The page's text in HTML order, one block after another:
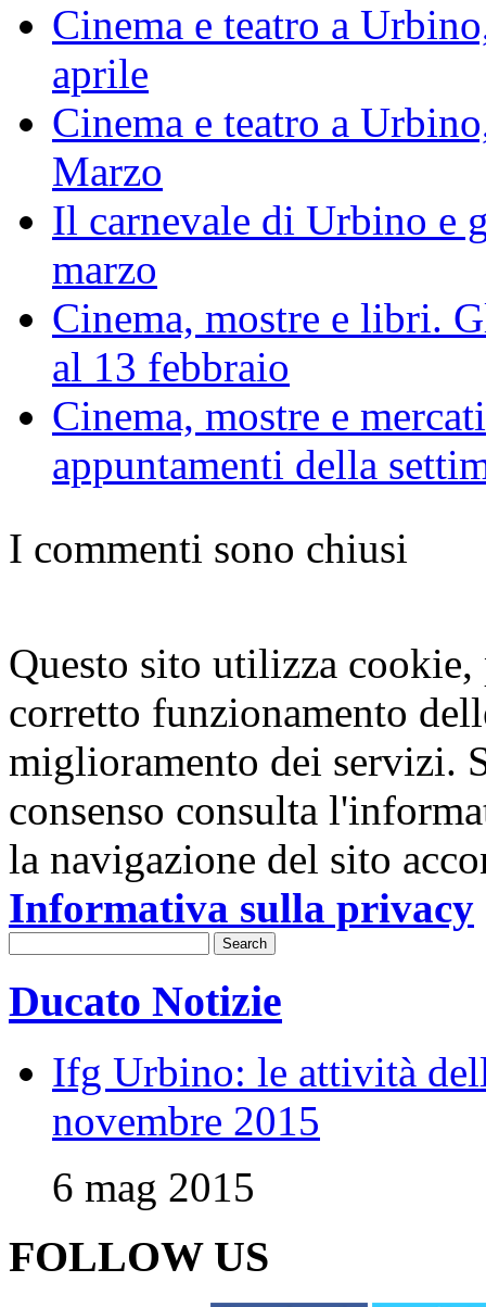
Cinema e teatro a
aprile
Cinema e teatro a
Marzo
Il carnevale di Urbino e
marzo
Cinema, mostre e libri.
al 13 febbraio
Cinema, mostre e
appuntamenti della
I commenti sono chiusi
Questo sito utilizza
corretto funzionamento
miglioramento dei servizi.
consenso consulta
la navigazione del sito
Informativa sulla privacy
Ducato Notizie
Ifg Urbino: le attività
novembre 2015
6 mag 2015
FOLLOW US